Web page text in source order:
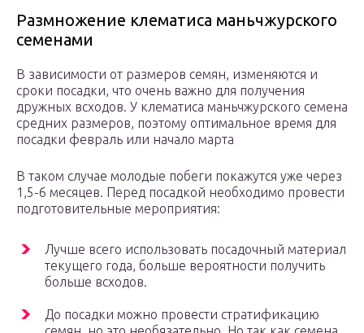
Размножение клематиса маньчжурского
семенами
В зависимости от размеров семян, изменяются и
сроки посадки, что очень важно для получения
дружных всходов. У клематиса маньчжурского семена
средних размеров, поэтому оптимальное время для
посадки февраль или начало марта
В таком случае молодые побеги покажутся уже через
1,5-6 месяцев. Перед посадкой необходимо провести
подготовительные мероприятия:
Лучше всего использовать посадочный материал
текущего года, больше вероятности получить
больше всходов.
До посадки можно провести стратификацию